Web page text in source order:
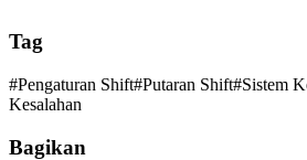
Tag
#Pengaturan Shift#Putaran Shift#Sistem
Kesalahan
Bagikan